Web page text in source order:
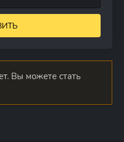
Вы можете стать